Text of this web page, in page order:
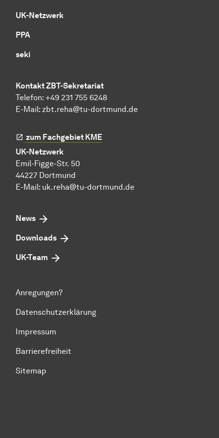
UK-Netzwerk
PPA
seki
Kontakt ZBT-Sekretariat
Telefon: +49 231 755 6248
E-Mail: zbt.reha@tu-dortmund.de
zum Fachgebiet KME
UK-Netzwerk
Emil-Figge-Str. 50
44227 Dortmund
E-Mail: uk.reha@tu-dortmund.de
News
Downloads
UK-Team
Anregungen?
Datenschutzerklärung
Impressum
Barrierefreiheit
Sitemap